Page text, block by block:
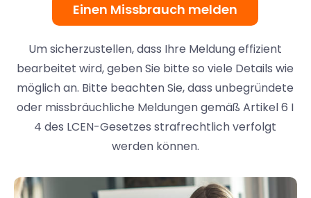
Einen Missbrauch melden
Um sicherzustellen, dass Ihre Meldung effizient
bearbeitet wird, geben Sie bitte so viele Details wie
möglich an. Bitte beachten Sie, dass unbegründete
oder missbräuchliche Meldungen gemäß Artikel 6 I
4 des LCEN-Gesetzes strafrechtlich verfolgt
werden können.